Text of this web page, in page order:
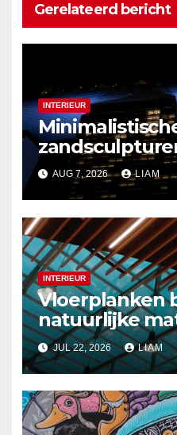
Gerelateerd bericht
INTERIEUR
AUG 7, 2026 LIAM
INTERIEUR
Vloerplanken
natuurlijke
moderne
JUL 22, 2026 LIAM